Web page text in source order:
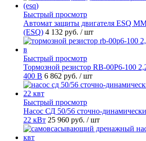
Быстрый просмотр
Автомат защиты двигателя ESQ
(ESQ) 4 132 руб. / шт
Быстрый просмотр
Тормозной резистор RB-00P6-100
400 В 6 862 руб. / шт
Быстрый просмотр
Насос СД 50/56 сточно-
22 кВт 25 960 руб. / шт